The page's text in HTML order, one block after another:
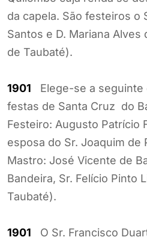
da capela. São festeiros o
Santos e D. Mariana Alves
de Taubaté).
1901 Elege-se a seguinte
festas de Santa Cruz do
Festeiro: Augusto Patrício
esposa do Sr. Joaquim de
Mastro: José Vicente de
Bandeira, Sr. Felício Pinto
Taubaté).
1901 O Sr. Francisco